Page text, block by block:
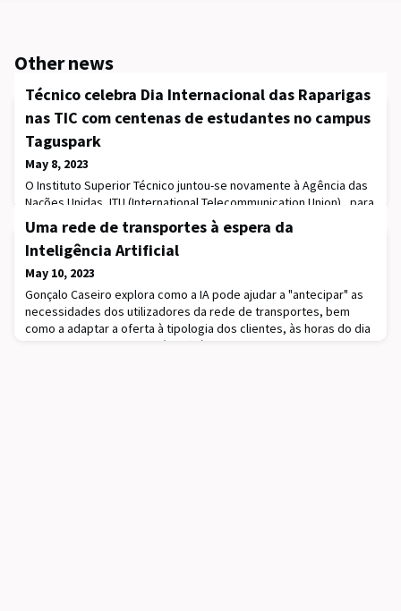
Other news
Técnico celebra Dia Internacional das Raparigas
nas TIC com centenas de estudantes no campus
Taguspark
May 8, 2023
O Instituto Superior Técnico juntou-se novamente à Agência das
Nações Unidas, ITU (International Telecommunication Union) , para
assinalar o Dia Internacional das Raparigas nas TIC (Tecnologias
de Informação e Comunicação), através do evento GIRLSTEAM
2023. A iniciativa visa incentivar jovens raparigas a ponderar
estudos e carreiras nas áreas de STEAM (Ciência, Tecnologia,
Engenharia, Artes e Mate
Uma rede de transportes à espera da
Inteligência Artificial
May 10, 2023
Gonçalo Caseiro explora como a IA pode ajudar a "antecipar" as
necessidades dos utilizadores da rede de transportes, bem
como a adaptar a oferta à tipologia dos clientes, às horas do dia
(com maior ou menor afluência), às zonas da cidade com mais